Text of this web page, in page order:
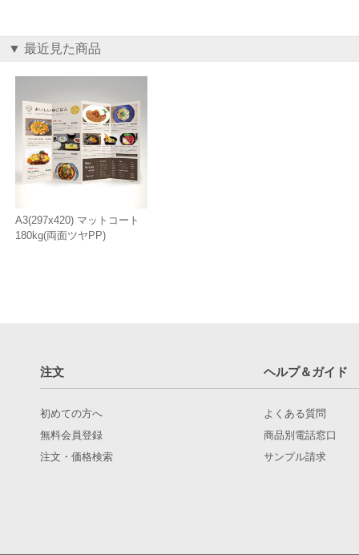
▼ 最近見た商品
A3(297x420) マットコート
180kg(両面ツヤPP)
注文 ヘルプ＆ガイド
初めての方へ
無料会員登録
注文・価格検索
よくある質問
商品別電話窓口
サンプル請求